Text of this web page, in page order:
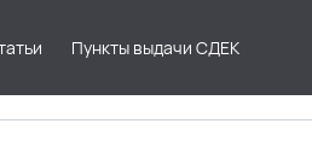
Пункты выдачи СДЕК